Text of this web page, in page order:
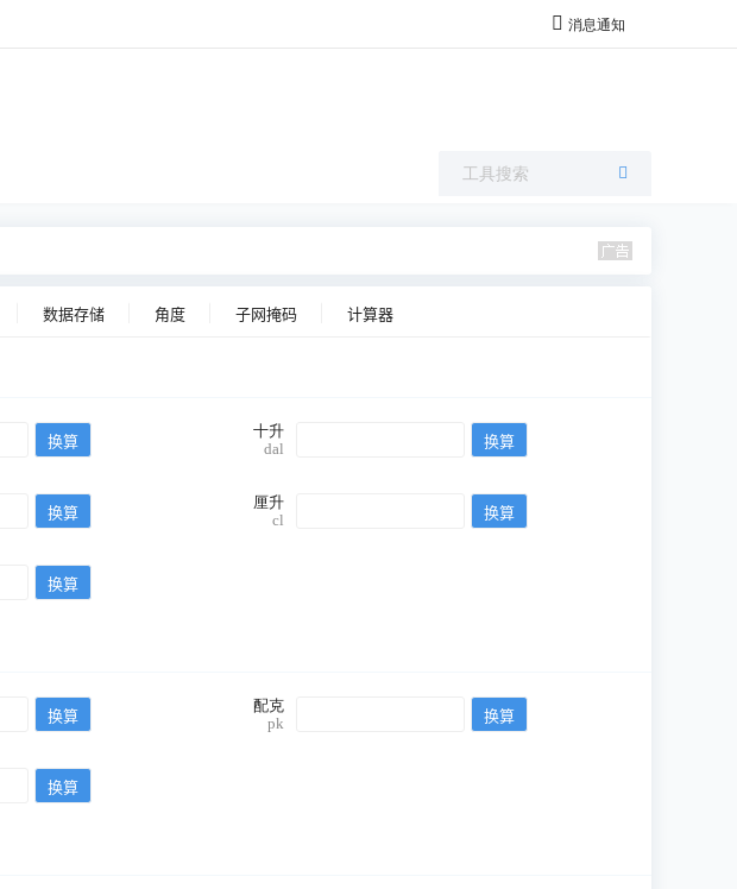
消息通知
数据存储 角度 子网掩码 计算器
十升
dal
厘升
cl
配克
pk